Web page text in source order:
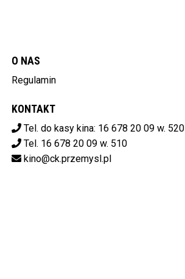
O NAS
Regulamin
KONTAKT
Tel. do kasy kina: 16 678 20 09 w. 520
Tel. 16 678 20 09 w. 510
kino@ck.przemysl.pl